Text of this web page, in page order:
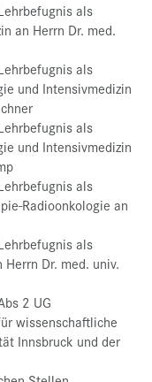
als
an Herrn Dr. med.
als
und Intensivmedizin
als
und Intensivmedizin
als
Radioonkologie an
als
Dr. med. univ.
2 UG
wissenschaftliche
Innsbruck und der